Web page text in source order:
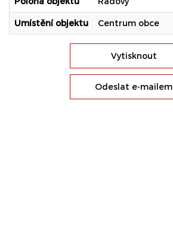
Umístění objektu Centrum obce
Vytisknout
Odeslat e-mailem